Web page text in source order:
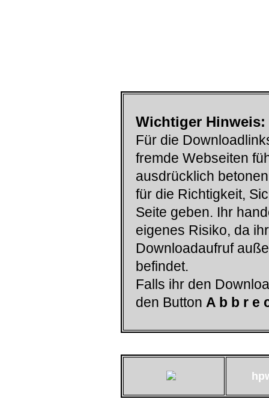
Wichtiger Hinweis:
Für die
fremde Webseiten
ausdrücklich
für die Richtigkeit,
Seite geben. Ihr
eigenes Risiko, da
Downloadaufruf
befindet.
Falls ihr den
den Button A b b r e